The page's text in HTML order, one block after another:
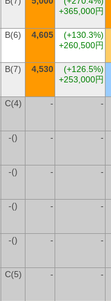
+365,000円
B(6) 4,605
(+130.3%)
+260,500円
B(7) 4,530
(+126.5%)
+253,000円
C(4) - -
-() - -
-() - -
-() - -
-() - -
C(5) - -